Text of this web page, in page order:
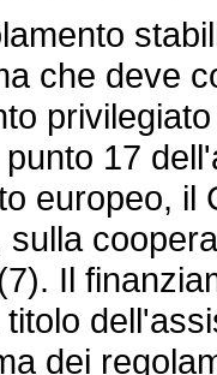
che deve
17
europeo,
Il
dei